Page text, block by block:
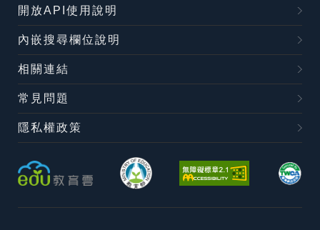
開放API使用說明
內嵌搜尋欄位說明
相關連結
常見問題
隱私權政策